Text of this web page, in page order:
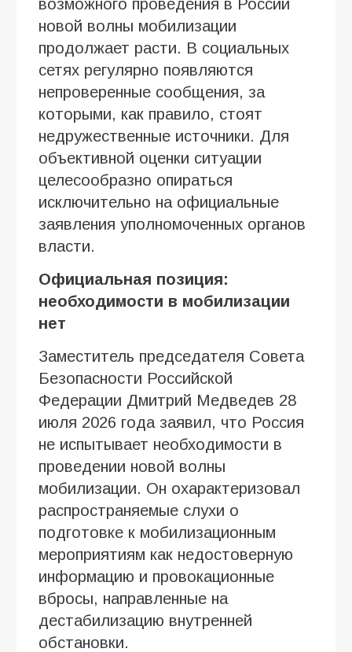
возможного проведения в России
новой волны мобилизации
продолжает расти. В социальных
сетях регулярно появляются
непроверенные сообщения, за
которыми, как правило, стоят
недружественные источники. Для
объективной оценки ситуации
целесообразно опираться
исключительно на официальные
заявления уполномоченных органов
власти.
Официальная позиция:
необходимости в мобилизации
нет
Заместитель председателя Совета
Безопасности Российской
Федерации Дмитрий Медведев 28
июля 2026 года заявил, что Россия
не испытывает необходимости в
проведении новой волны
мобилизации. Он охарактеризовал
распространяемые слухи о
подготовке к мобилизационным
мероприятиям как недостоверную
информацию и провокационные
вбросы, направленные на
дестабилизацию внутренней
обстановки.